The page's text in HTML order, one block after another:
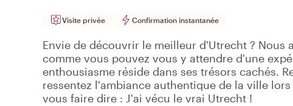
Visite privée Confirmation instantanée
Envie de découvrir le meilleur d'Utrecht ? Nous
comme vous pouvez vous y attendre d'une
enthousiasme réside dans ses trésors cachés.
ressentez l'ambiance authentique de la ville
vous faire dire : J'ai vécu le vrai Utrecht !